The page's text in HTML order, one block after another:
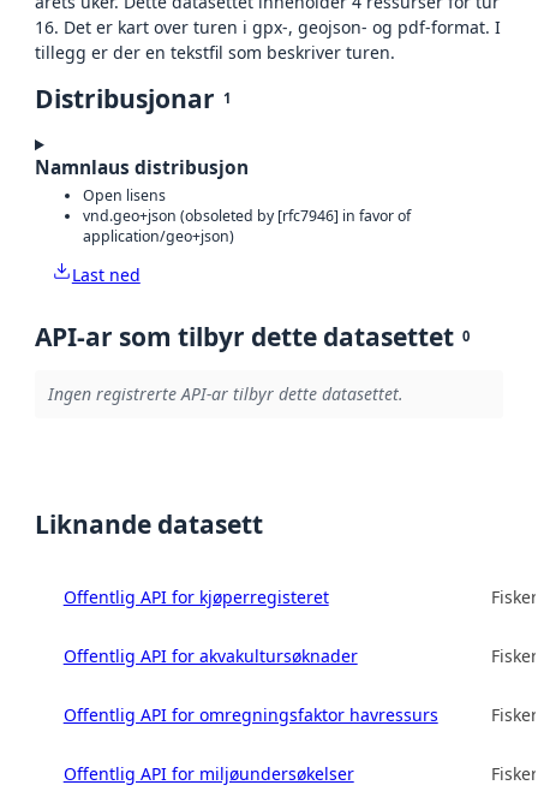
16. Det er kart over turen i gpx-, geojson- og pdf-format. I
tillegg er der en tekstfil som beskriver turen.
Distribusjonar 1
Namnlaus distribusjon
Open lisens
vnd.geo+json (obsoleted by [rfc7946] in favor of
application/geo+json)
Last ned
API-ar som tilbyr dette datasettet 0
Ingen registrerte API-ar tilbyr dette datasettet.
Liknande datasett
Offentlig API for kjøperregisteret
Offentlig API for akvakultursøknader
Offentlig API for omregningsfaktor havressurs
Offentlig API for miljøundersøkelser